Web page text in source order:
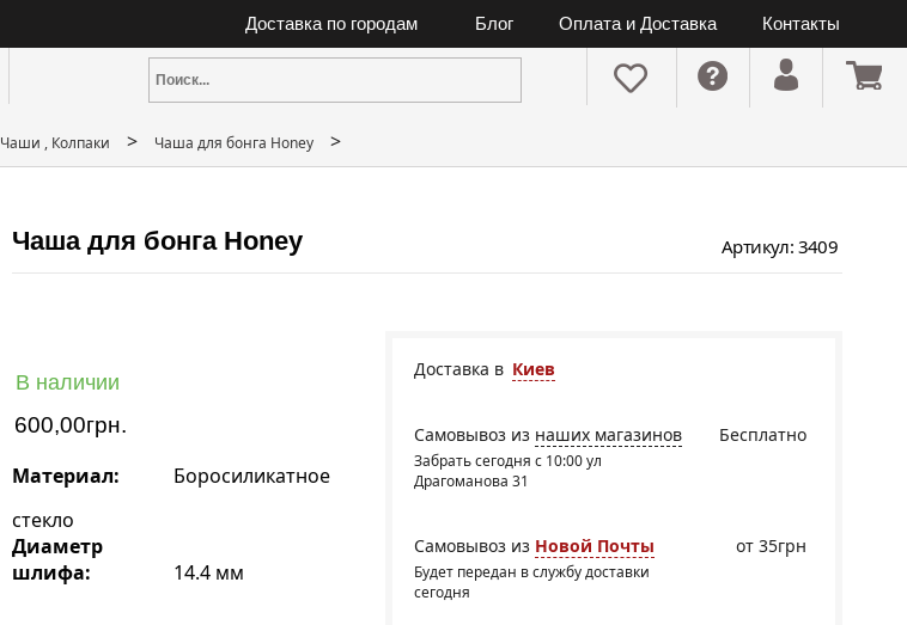
Доставка по городам Блог Оплата и Доставка Контакты
Чаши , Колпаки > Чаша для бонга Honey >
Чаша для бонга Honey Артикул: 3409
В наличии
600,00грн.
Материал:
Боросиликатное
стекло
Диаметр
шлифа:
14.4 мм
Доставка в Киев
Бесплатно
Самовывоз из наших магазинов
Забрать сегодня с 10:00 ул
Драгоманова 31
Самовывоз из Новой Почты
Будет передан в службу доставки
сегодня
от 35грн